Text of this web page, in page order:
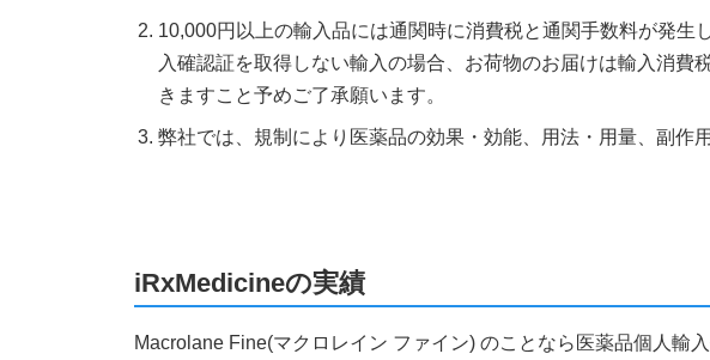
10,000円以上の輸入品には通関時に消費税と通関手数料が発
入確認証を取得しない輸入の場合、お荷物のお届けは輸入消
きますこと予めご了承願います。
弊社では、規制により医薬品の効果・効能、用法・用量、副作
iRxMedicineの実績
Macrolane Fine(マクロレイン ファイン) のことなら医薬品個人輸